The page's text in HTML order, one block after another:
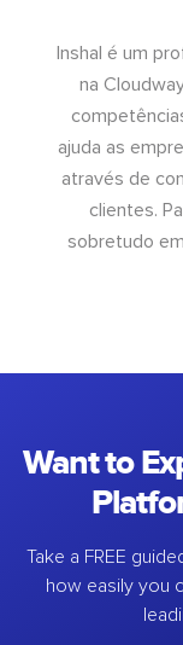
Inshal é um
na
ajuda as
através de
clientes.
sobretudo
Want to
Take a FREE
how easily you